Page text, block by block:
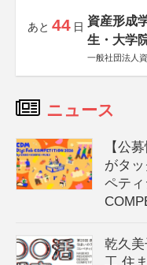
あと 44 日 資産形成
生・大学
一般社団法人
ニュース
【公
がタ
ペテ
乾久